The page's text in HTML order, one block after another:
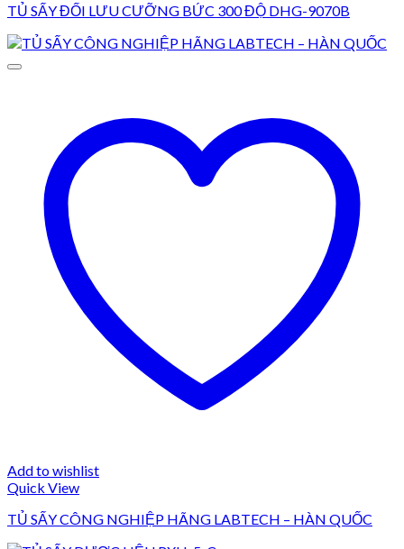
TỦ SẤY ĐỐI LƯU CƯỠNG BỨC 300 ĐỘ DHG-9070B
Add to wishlist
Quick View
TỦ SẤY CÔNG NGHIỆP HÃNG LABTECH – HÀN QUỐC